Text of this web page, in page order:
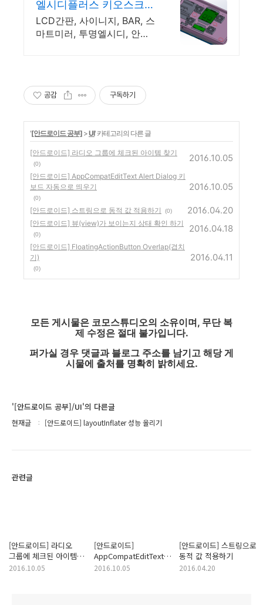
엘시디플러스 키오스크방
수함체
LCD간판, 사이니지, BAR, 스
마트미러, 투명엘시디, 안드
공감 구독하기
'[안드로이드 공부] >UI' 카테고리의 다른 글
[안드로이드] 라디오 그룹에 체크된 아이템 찾기
(0)
2016.10.05
[안드로이드] AppCompatEditText Alert Dialog 키
보드 자동으로 띄우기
(0)
2016.10.05
[안드로이드] 스트링으로 동적 값 적용하기 (0) 2016.04.20
[안드로이드] 뷰(view)가 보이는지 상태 확인 하기
(0)
2016.04.18
[안드로이드] FloatingActionButton Overlap(겹치
기)
(0)
2016.04.11
모든 게시물은 코모스튜디오의 소유이며, 무단 복
제 수정은 절대 불가입니다.
퍼가실 경우 댓글과 블로그 주소를 남기고 해당 게
시물에 출처를 명확히 밝히세요.
'[안드로이드 공부]/UI'의 다른글
현재글 [안드로이드] layoutInflater 성능 올리기
관련글
[안드로이드] 라디오
그룹에 체크된 아이템
찾기
2016.10.05
[안드로이드]
AppCompatEditText
Alert Dialog 키보드
2016.10.05
[안드로이드] 스트링으로
동적 값 적용하기
2016.04.20